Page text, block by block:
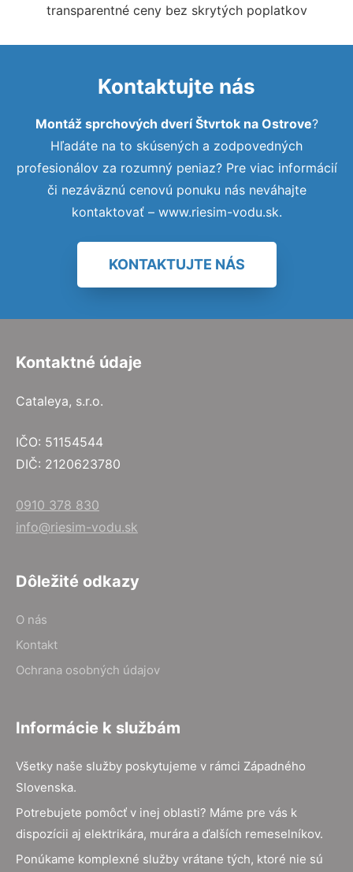
transparentné ceny bez skrytých poplatkov
Kontaktujte nás
Montáž sprchových dverí Štvrtok na Ostrove?
Hľadáte na to skúsených a zodpovedných
profesionálov za rozumný peniaz? Pre viac informácií
či nezáväznú cenovú ponuku nás neváhajte
kontaktovať – www.riesim-vodu.sk.
KONTAKTUJTE NÁS
Kontaktné údaje
Cataleya, s.r.o.
IČO: 51154544
DIČ: 2120623780
0910 378 830
info@riesim-vodu.sk
Dôležité odkazy
O nás
Kontakt
Ochrana osobných údajov
Informácie k službám
Všetky naše služby poskytujeme v rámci Západného
Slovenska.
Potrebujete pomôcť v inej oblasti? Máme pre vás k
dispozícii aj elektrikára, murára a ďalších remeselníkov.
Ponúkame komplexné služby vrátane tých, ktoré nie sú